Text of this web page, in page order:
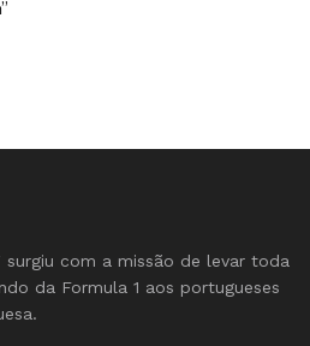
surgiu com a missão de levar toda
da Formula 1 aos portugueses